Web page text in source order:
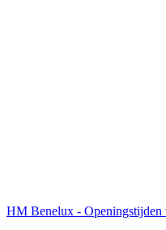
HM Benelux - Openingstijden